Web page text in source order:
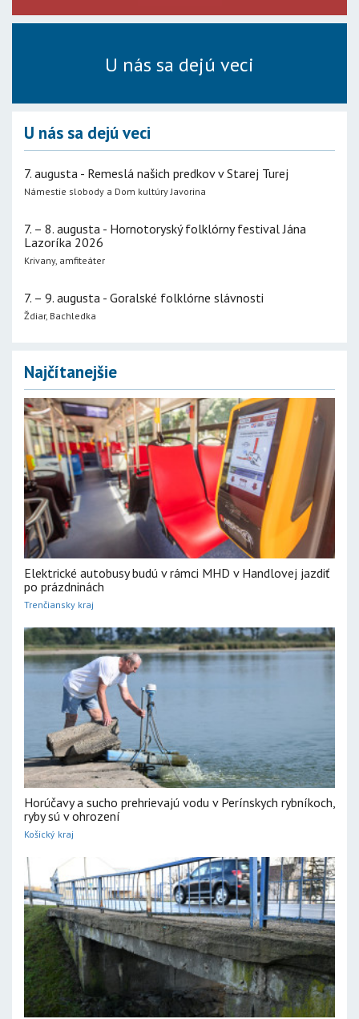
U nás sa dejú veci
U nás sa dejú veci
7. augusta - Remeslá našich predkov v Starej Turej
Námestie slobody a Dom kultúry Javorina
7. – 8. augusta - Hornotoryský folklórny festival Jána
Lazoríka 2026
Krivany, amfiteáter
7. – 9. augusta - Goralské folklórne slávnosti
Ždiar, Bachledka
Najčítanejšie
Elektrické autobusy budú v rámci MHD v Handlovej jazdiť
po prázdninách
Trenčiansky kraj
Horúčavy a sucho prehrievajú vodu v Perínskych rybníkoch,
ryby sú v ohrození
Košický kraj